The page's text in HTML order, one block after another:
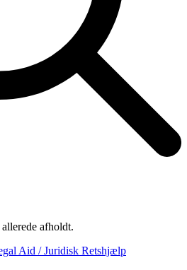
afholdt.
Aid / Juridisk Retshjælp